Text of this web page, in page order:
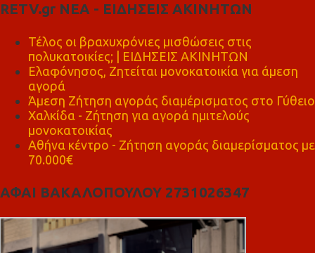
RETV.gr ΝΕΑ - ΕΙΔΗΣΕΙΣ ΑΚΙΝΗΤΩΝ
Τέλος οι βραχυχρόνιες μισθώσεις στις
πολυκατοικίες; | ΕΙΔΗΣΕΙΣ ΑΚΙΝΗΤΩΝ
Ελαφόνησος, Ζητείται μονοκατοικία για άμεση
αγορά
Άμεση Ζήτηση αγοράς διαμέρισματος στο Γύθειο
Χαλκίδα - Ζήτηση για αγορά ημιτελούς
μονοκατοικίας
Αθήνα κέντρο - Ζήτηση αγοράς διαμερίσματος με
70.000€
ΑΦΑΙ ΒΑΚΑΛΟΠΟΥΛΟΥ 2731026347